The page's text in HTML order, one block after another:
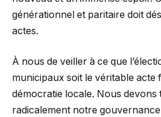
générationnel et paritaire doit
actes.
À nous de veiller à ce que
municipaux soit le véritable acte
démocratie locale. Nous
radicalement notre